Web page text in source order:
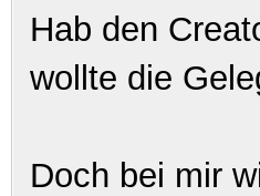
Hab den
wollte die
Doch bei mir